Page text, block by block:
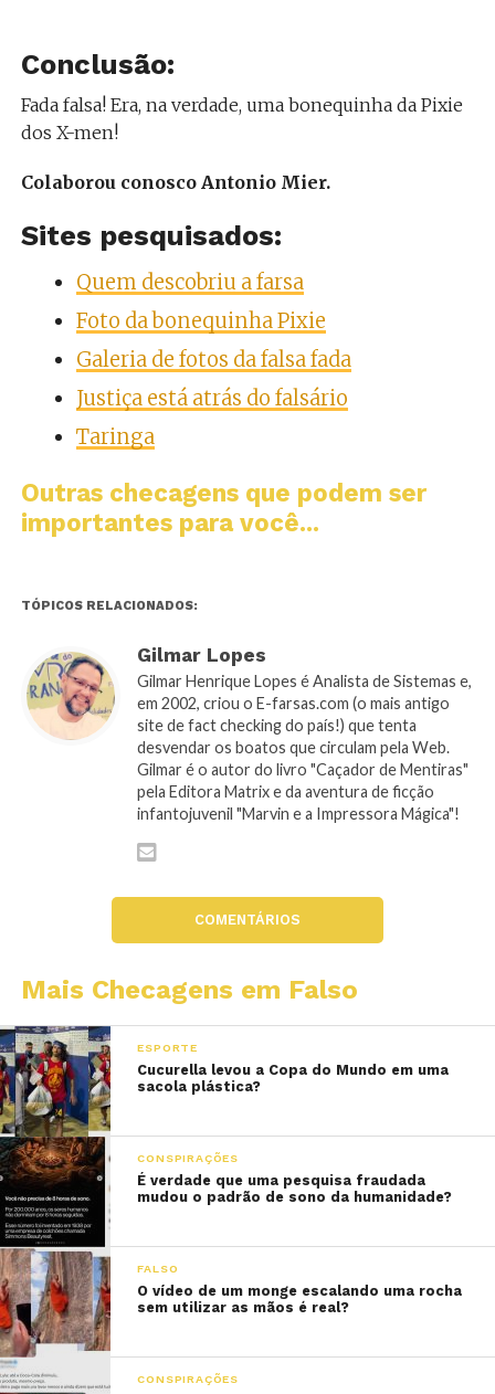
Conclusão:
Fada falsa! Era, na verdade, uma bonequinha da Pixie
dos X-men!
Colaborou conosco Antonio Mier.
Sites pesquisados:
Quem descobriu a farsa
Foto da bonequinha Pixie
Galeria de fotos da falsa fada
Justiça está atrás do falsário
Taringa
Outras checagens que podem ser
importantes para você...
TÓPICOS RELACIONADOS:
Gilmar Lopes
Gilmar Henrique Lopes é Analista de Sistemas e,
em 2002, criou o E-farsas.com (o mais antigo
site de fact checking do país!) que tenta
desvendar os boatos que circulam pela Web.
Gilmar é o autor do livro "Caçador de Mentiras"
pela Editora Matrix e da aventura de ficção
infantojuvenil "Marvin e a Impressora Mágica"!
COMENTÁRIOS
Mais Checagens em Falso
ESPORTE
Cucurella levou a Copa do Mundo em uma
sacola plástica?
CONSPIRAÇÕES
É verdade que uma pesquisa fraudada
mudou o padrão de sono da humanidade?
FALSO
O vídeo de um monge escalando uma rocha
sem utilizar as mãos é real?
CONSPIRAÇÕES